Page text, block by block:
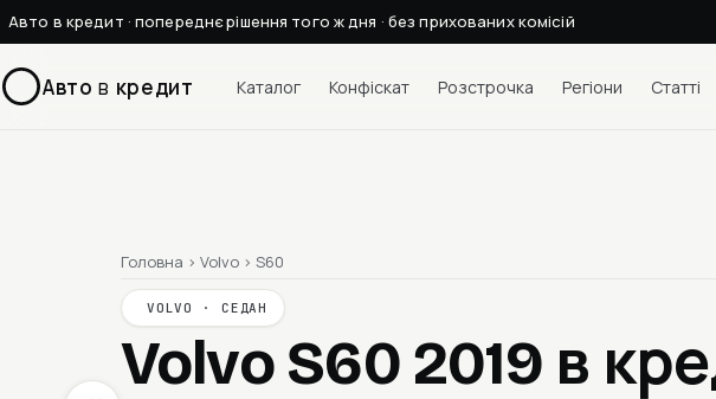
Авто в кредит · попереднє рішення того ж дня · без прихованих комісій
Авто в кредит Каталог Конфіскат Розстрочка Регіони Статті
Головна › Volvo › S60
VOLVO · СЕДАН
Volvo S60 2019 в